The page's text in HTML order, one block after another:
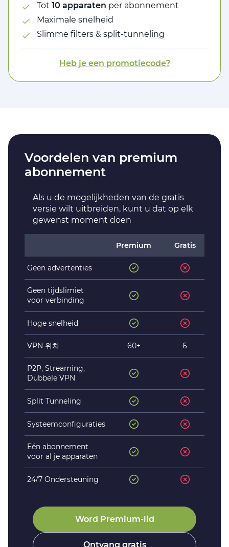
Tot10 apparaten per abonnement
Maximale snelheid
Slimme filters & split-tunneling
Heb je een promotiecode?
Voordelen van premium
abonnement
Als u de mogelijkheden van de gratis
versie wilt uitbreiden, kunt u dat op elk
gewenst moment doen
Premium Gratis
Geen advertenties
Geen tijdslimiet
voor verbinding
Hoge snelheid
VPN 위치 60+ 6
P2P, Streaming,
Dubbele VPN
Split Tunneling
Systeemconfiguraties
Eén abonnement
voor al je apparaten
24/7 Ondersteuning
Word Premium-lid
Ontvang gratis